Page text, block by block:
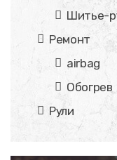
Шитье-
Ремонт
airbag
Обогрев
Рули